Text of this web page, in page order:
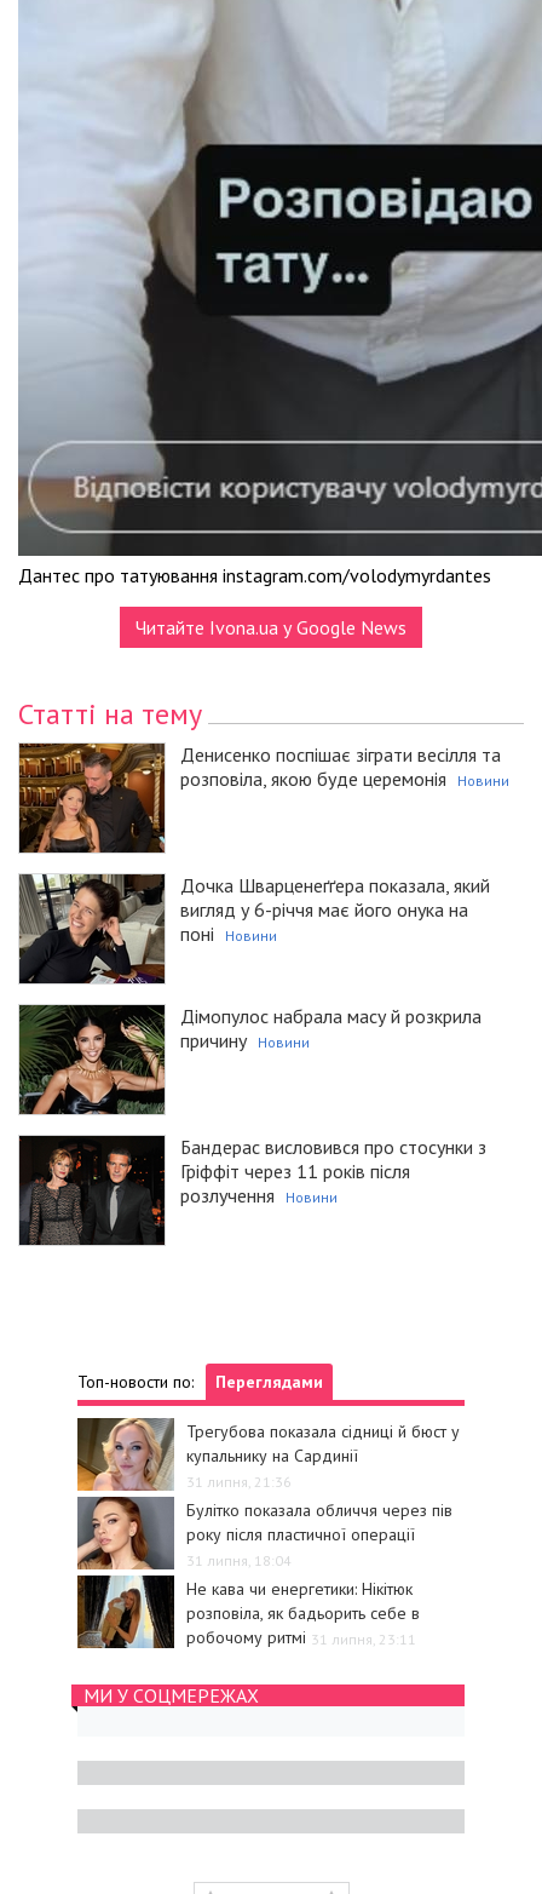
Дантес про татуювання instagram.com/volodymyrdantes
Читайте Ivona.ua у Google News
Статті на тему
Денисенко поспішає зіграти весілля та
розповіла, якою буде церемонія
Новини
Дочка Шварценеґґера показала, який
вигляд у 6-річчя має його онука на
поні
Новини
Дімопулос набрала масу й розкрила
причину
Новини
Бандерас висловився про стосунки з
Гріффіт через 11 років після
розлучення
Новини
Топ-новости по: Переглядами
Трегубова показала сідниці й бюст у
купальнику на Сардинії
31 липня, 21:36
Булітко показала обличчя через пів
року після пластичної операції
31 липня, 18:04
Не кава чи енергетики: Нікітюк
розповіла, як бадьорить себе в
робочому ритмі 31 липня, 23:11
МИ У СОЦМЕРЕЖАХ